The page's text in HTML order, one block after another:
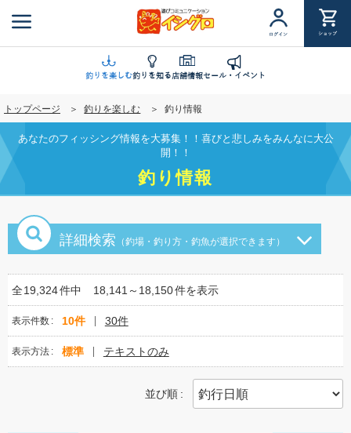
ン
に
移
動
ログイン ショップ
釣りを楽しむ釣りを知る店舗情報セール・イベント
トップページ 釣りを楽しむ 釣り情報
あなたのフィッシング情報を大募集！！喜びと悲しみをみんなに大公
開！！
釣り情報
詳細検索 （釣場・釣り方・釣魚が選択できます）
全19,324件中 18,141～18,150件を表示
表示件数 10件 30件
表示方法 標準 テキストのみ
並び順